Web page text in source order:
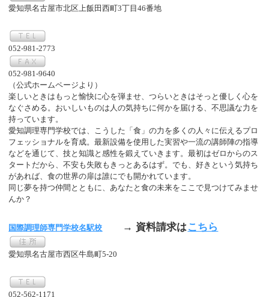
愛知県名古屋市北区上飯田西町3丁目46番地
052-981-2773
052-981-9640
（公式ホームページより）
楽しいときはもっと愉快に心を弾ませ、つらいときはそっと優しく心を
なぐさめる。おいしいものは人の気持ちに何かを届ける、不思議な力を
持っています。
愛知調理専門学校では、こうした「食」の力を多くの人々に伝えるプロ
フェッショナルを育成。最新設備を使用した実習や一流の講師陣の指導
などを通じて、技と知識と感性を鍛えていきます。最初はゼロからのス
タートだから、不安も失敗もきっとあるはず。でも、好きという気持ち
があれば、食の世界の扉は誰にでも開かれています。
同じ夢を持つ仲間とともに、あなたと食の未来をここで見つけてみませ
んか？
国際調理師専門学校名駅校 → 資料請求はこちら
愛知県名古屋市西区牛島町5-20
052-562-1171